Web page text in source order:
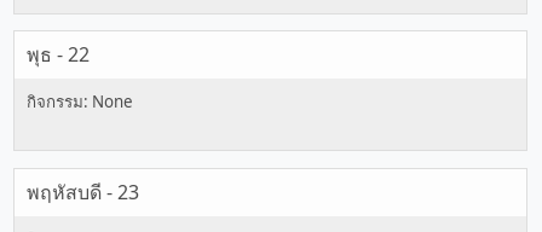
พุธ - 22
พฤหัสบดี - 23